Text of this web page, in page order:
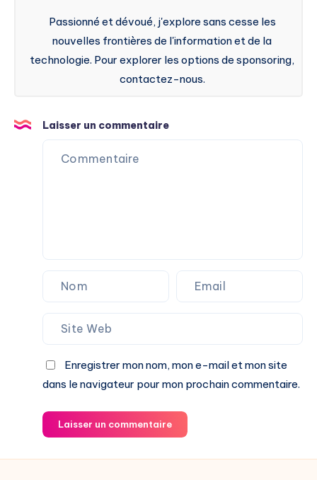
Passionné et dévoué, j'explore sans cesse les
nouvelles frontières de l'information et de la
technologie. Pour explorer les options de sponsoring,
contactez-nous.
Laisser un commentaire
Enregistrer mon nom, mon e-mail et mon site
dans le navigateur pour mon prochain commentaire.
Laisser un commentaire